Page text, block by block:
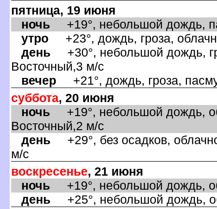
пятница, 19 июня
ночь +19°, небольшой дождь,
утро +23°, дождь, гроза,
день +30°, небольшой дождь,
осточный,3 м/с
ечер +21°, дождь, гроза,
суббота, 20 июня
ночь +19°, небольшой дождь,
осточный,2 м/с
день +29°, без осадков,
м/с
оскресенье, 21 июня
ночь +19°, небольшой дождь,
день +25°, небольшой дождь,